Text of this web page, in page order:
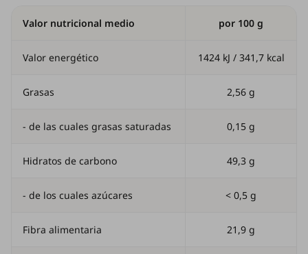
Valor nutricional medio por 100 g
Valor energético 1424 kJ / 341,7 kcal
Grasas 2,56 g
- de las cuales grasas saturadas 0,15 g
Hidratos de carbono 49,3 g
- de los cuales azúcares < 0,5 g
Fibra alimentaria 21,9 g